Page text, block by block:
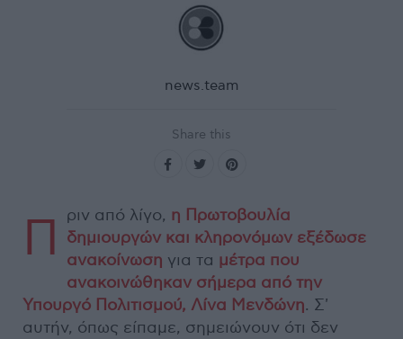
news.team
Share this
Π ριν από λίγο, η Πρωτοβουλία
δημιουργών και κληρονόμων εξέδωσε
ανακοίνωση για τα μέτρα που
ανακοινώθηκαν σήμερα από την
Υπουργό Πολιτισμού, Λίνα Μενδώνη. Σ'
αυτήν, όπως είπαμε, σημειώνουν ότι δεν